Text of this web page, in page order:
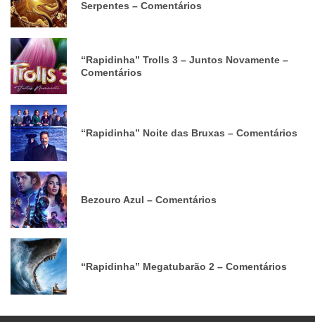
Serpentes – Comentários
“Rapidinha” Trolls 3 – Juntos Novamente –
Comentários
“Rapidinha” Noite das Bruxas – Comentários
Bezouro Azul – Comentários
“Rapidinha” Megatubarão 2 – Comentários